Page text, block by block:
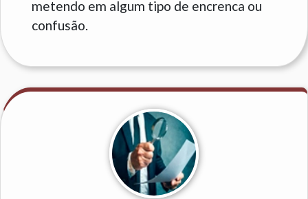
metendo em algum tipo de encrenca ou
confusão.